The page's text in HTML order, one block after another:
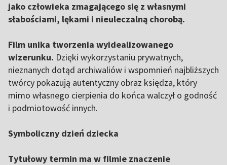
jako człowieka zmagającego się z własnymi
słabościami, lękami i nieuleczalną chorobą.
Film unika tworzenia wyidealizowanego
wizerunku. Dzięki wykorzystaniu prywatnych,
nieznanych dotąd archiwaliów i wspomnień najbliższych
twórcy pokazują autentyczny obraz księdza, który
mimo własnego cierpienia do końca walczył o godność
i podmiotowość innych.
Symboliczny dzień dziecka
Tytułowy termin ma w filmie znaczenie